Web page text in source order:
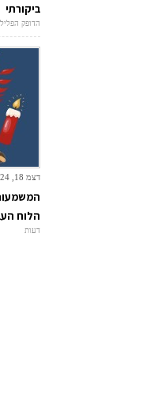
ביקורתי
הדופק
דצמ 18, 2024
הלוח
דעות